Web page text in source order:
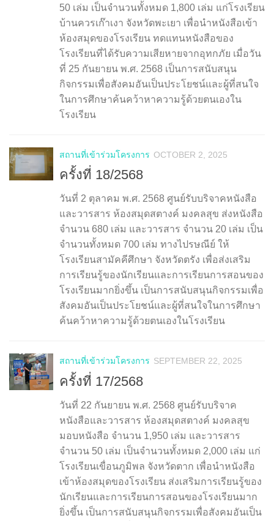
50 เล่ม เป็นจำนวนทั้งหมด 1,800 เล่ม แก่โรงเรียน
บ้านควรเก๊าเงา จังหวัดพะเยา เพื่อนำหนังสือเข้า
ห้องสมุดของโรงเรียน ทดแทนหนังสือของ
โรงเรียนที่ได้รับความเสียหายจากอุทกภัย เมื่อวัน
ที่ 25 กันยายน พ.ศ. 2568 เป็นการสนับสนุน
กิจกรรมเพื่อสังคมอันเป็นประโยชน์และผู้ที่สนใจ
ในการศึกษาค้นคว้าหาความรู้ด้วยตนเองใน
โรงเรียน
สถานที่เข้าร่วมโครงการ OCTOBER 2, 2025
ครั้งที่ 18/2568
วันที่ 2 ตุลาคม พ.ศ. 2568 ศูนย์รับบริจาคหนังสือ
และวารสาร ห้องสมุดสตางค์ มงคลสุข ส่งหนังสือ
จำนวน 680 เล่ม และวารสาร จำนวน 20 เล่ม เป็น
จำนวนทั้งหมด 700 เล่ม ทางไปรษณีย์ ให้
โรงเรียนสามัคคีศึกษา จังหวัดตรัง เพื่อส่งเสริม
การเรียนรู้ของนักเรียนและการเรียนการสอนของ
โรงเรียนมากยิ่งขึ้น เป็นการสนับสนุนกิจกรรมเพื่อ
สังคมอันเป็นประโยชน์และผู้ที่สนใจในการศึกษา
ค้นคว้าหาความรู้ด้วยตนเองในโรงเรียน
สถานที่เข้าร่วมโครงการ SEPTEMBER 22, 2025
ครั้งที่ 17/2568
วันที่ 22 กันยายน พ.ศ. 2568 ศูนย์รับบริจาค
หนังสือและวารสาร ห้องสมุดสตางค์ มงคลสุข
มอบหนังสือ จำนวน 1,950 เล่ม และวารสาร
จำนวน 50 เล่ม เป็นจำนวนทั้งหมด 2,000 เล่ม แก่
โรงเรียนเขื่อนภูมิพล จังหวัดตาก เพื่อนำหนังสือ
เข้าห้องสมุดของโรงเรียน ส่งเสริมการเรียนรู้ของ
นักเรียนและการเรียนการสอนของโรงเรียนมาก
ยิ่งขึ้น เป็นการสนับสนุนกิจกรรมเพื่อสังคมอันเป็น